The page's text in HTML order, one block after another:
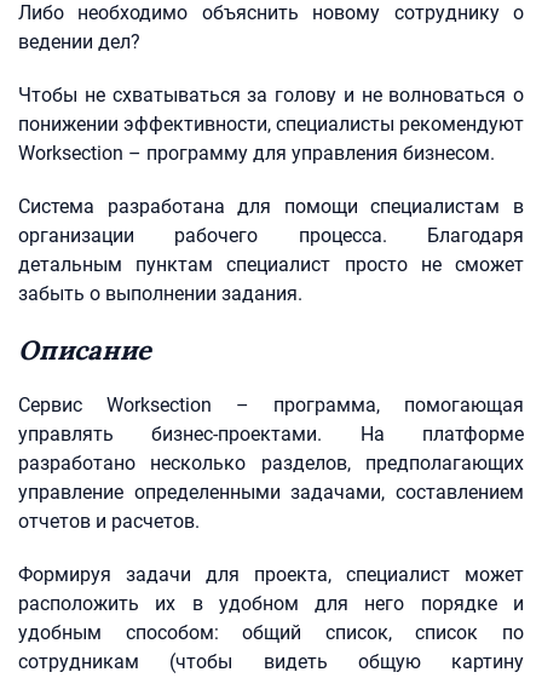
Либо необходимо объяснить новому сотруднику о
ведении дел?
Чтобы не схватываться за голову и не волноваться о
понижении эффективности, специалисты рекомендуют
Worksection – программу для управления бизнесом.
Система разработана для помощи специалистам в
организации рабочего процесса. Благодаря
детальным пунктам специалист просто не сможет
забыть о выполнении задания.
Описание
Сервис Worksection – программа, помогающая
управлять бизнес-проектами. На платформе
разработано несколько разделов, предполагающих
управление определенными задачами, составлением
отчетов и расчетов.
Формируя задачи для проекта, специалист может
расположить их в удобном для него порядке и
удобным способом: общий список, список по
сотрудникам (чтобы видеть общую картину